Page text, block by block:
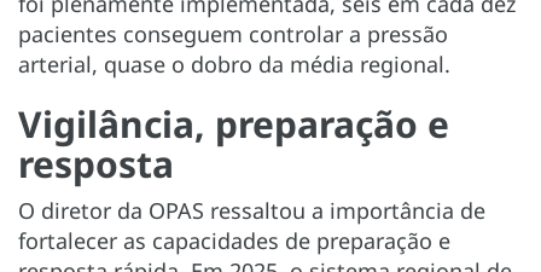
pacientes conseguem controlar a pressão
arterial, quase o dobro da média regional.
Vigilância, preparação e
resposta
O diretor da OPAS ressaltou a importância de
fortalecer as capacidades de preparação e